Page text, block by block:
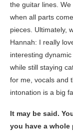
the guitar lines.
when all parts
pieces. Ultimately,
Hannah: I really
interesting
while still staying
for me, vocals and
intonation is a big
It may be said.
you have a whole